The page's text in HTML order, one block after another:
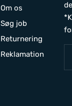
Om os
Søg job
Returnering
Reklamation